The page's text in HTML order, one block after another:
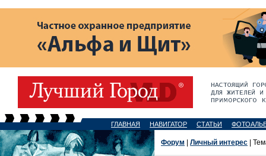
ГЛАВНАЯ НАВИГАТОР СТАТЬИ
Форум Личный интерес |